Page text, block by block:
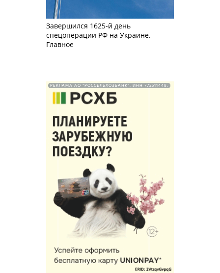
Завершился 1625-й день
спецоперации РФ на Украине.
Главное
РЕКЛАМА АО "РОССЕЛЬХОЗБАНК". ИНН 772511448.